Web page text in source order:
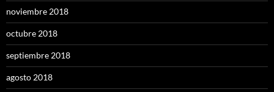
noviembre 2018
octubre 2018
septiembre 2018
agosto 2018